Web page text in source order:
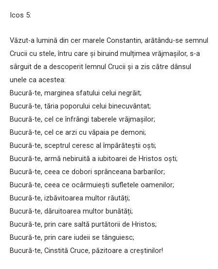
Icos 5:
Văzut-a lumină din cer marele Constantin, arătându-se semnul
Crucii cu stele, întru care și biruind mulțimea vrăjmașilor, s-a
sârguit de a descoperit lemnul Crucii și a zis către dânsul
unele ca acestea:
Bucură-te, marginea sfatului celui negrăit;
Bucură-te, tăria poporului celui binecuvântat;
Bucură-te, cel ce înfrângi taberele vrăjmașilor;
Bucură-te, cel ce arzi cu văpaia pe demoni;
Bucură-te, sceptrul ceresc al împărăteștii oști;
Bucură-te, armă nebiruită a iubitoarei de Hristos oști;
Bucură-te, ceea ce dobori sprânceana barbarilor;
Bucură-te, ceea ce ocârmuiești sufletele oamenilor;
Bucură-te, izbăvitoarea multor răutăți;
Bucură-te, dăruitoarea multor bunătăți;
Bucură-te, prin care saltă purtătorii de Hristos;
Bucură-te, prin care iudeii se tânguiesc;
Bucură-te, Cinstită Cruce, păzitoare a creștinilor!